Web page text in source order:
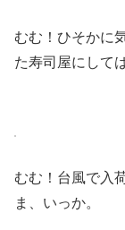
むむ！ひそかに
た寿司屋にして
むむ！台風で入
ま、いっか。